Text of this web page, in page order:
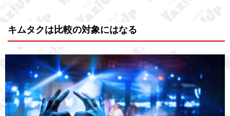
キムタクは比較の対象にはなる